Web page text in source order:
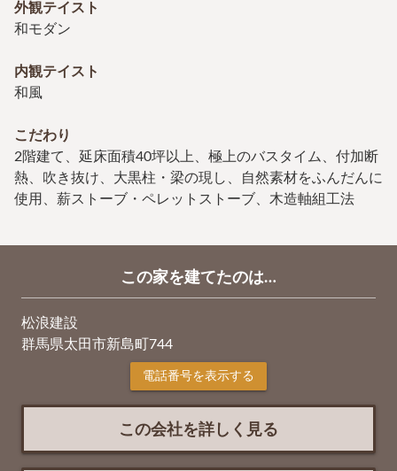
外観テイスト
和モダン
内観テイスト
和風
こだわり
2階建て、延床面積40坪以上、極上のバスタイム、付加断
熱、吹き抜け、大黒柱・梁の現し、自然素材をふんだんに
使用、薪ストーブ・ペレットストーブ、木造軸組工法
この家を建てたのは…
松浪建設
群馬県太田市新島町744
電話番号を表示する
この会社を詳しく見る